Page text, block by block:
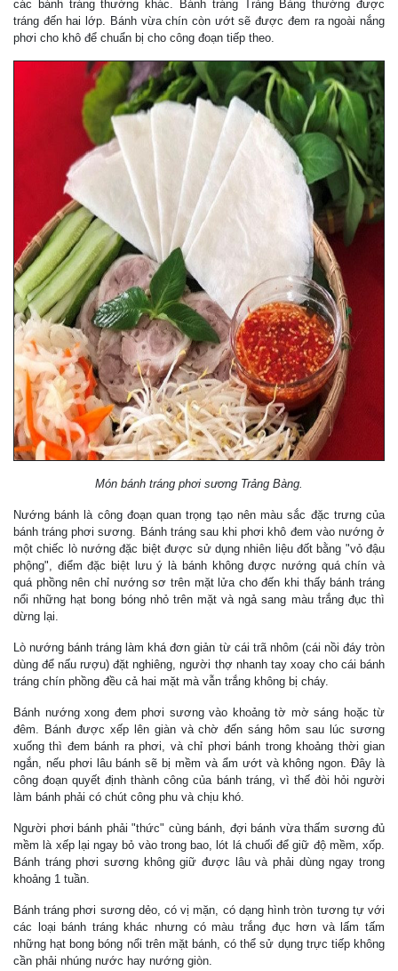
các bánh tráng thường khác. Bánh tráng Trảng Bàng thường được
tráng đến hai lớp. Bánh vừa chín còn ướt sẽ được đem ra ngoài nắng
phơi cho khô để chuẩn bị cho công đoạn tiếp theo.
Món bánh tráng phơi sương Trảng Bàng.
Nướng bánh là công đoạn quan trọng tạo nên màu sắc đặc trưng của
bánh tráng phơi sương. Bánh tráng sau khi phơi khô đem vào nướng ở
một chiếc lò nướng đặc biệt được sử dụng nhiên liệu đốt bằng "vỏ đậu
phộng", điểm đặc biệt lưu ý là bánh không được nướng quá chín và
quá phồng nên chỉ nướng sơ trên mặt lửa cho đến khi thấy bánh tráng
nổi những hạt bong bóng nhỏ trên mặt và ngả sang màu trắng đục thì
dừng lại.
Lò nướng bánh tráng làm khá đơn giản từ cái trã nhôm (cái nồi đáy tròn
dùng để nấu rượu) đặt nghiêng, người thợ nhanh tay xoay cho cái bánh
tráng chín phồng đều cả hai mặt mà vẫn trắng không bị cháy.
Bánh nướng xong đem phơi sương vào khoảng tờ mờ sáng hoặc từ
đêm. Bánh được xếp lên giàn và chờ đến sáng hôm sau lúc sương
xuống thì đem bánh ra phơi, và chỉ phơi bánh trong khoảng thời gian
ngắn, nếu phơi lâu bánh sẽ bị mềm và ẩm ướt và không ngon. Đây là
công đoạn quyết định thành công của bánh tráng, vì thế đòi hỏi người
làm bánh phải có chút công phu và chịu khó.
Người phơi bánh phải "thức" cùng bánh, đợi bánh vừa thấm sương đủ
mềm là xếp lại ngay bỏ vào trong bao, lót lá chuối để giữ độ mềm, xốp.
Bánh tráng phơi sương không giữ được lâu và phải dùng ngay trong
khoảng 1 tuần.
Bánh tráng phơi sương dẻo, có vị mặn, có dạng hình tròn tương tự với
các loại bánh tráng khác nhưng có màu trắng đục hơn và lấm tấm
những hạt bong bóng nổi trên mặt bánh, có thể sử dụng trực tiếp không
cần phải nhúng nước hay nướng giòn.